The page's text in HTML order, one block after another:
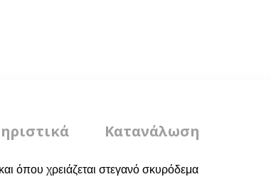
Κατανάλωση
όπου χρειάζεται στεγανό σκυρόδεμα